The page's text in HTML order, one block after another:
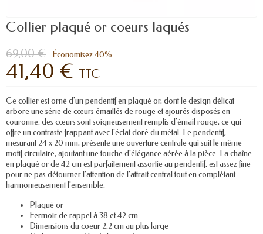
Collier plaqué or coeurs laqués
69,00 € Économisez 40%
41,40 € TTC
Ce collier est orné d'un pendentif en plaqué or, dont le design délicat
arbore une série de cœurs émaillés de rouge et ajourés disposés en
couronne. des cœurs sont soigneusement remplis d'émail rouge, ce qui
offre un contraste frappant avec l'éclat doré du métal. Le pendentif,
mesurant 24 x 20 mm, présente une ouverture centrale qui suit le même
motif circulaire, ajoutant une touche d'élégance aérée à la pièce. La chaîne
en plaqué or de 42 cm est parfaitement assortie au pendentif, est assez fine
pour ne pas détourner l'attention de l'attrait central tout en complétant
harmonieusement l'ensemble.
Plaqué or
Fermoir de rappel à 38 et 42 cm
Dimensions du coeur 2,2 cm au plus large